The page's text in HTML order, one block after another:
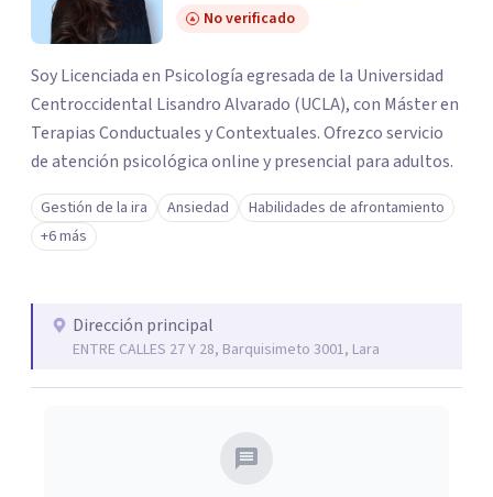
No verificado
Soy Licenciada en Psicología egresada de la Universidad
Centroccidental Lisandro Alvarado (UCLA), con Máster en
Terapias Conductuales y Contextuales. Ofrezco servicio
de atención psicológica online y presencial para adultos.
Gestión de la ira Ansiedad
Habilidades de afrontamiento
+6 más
Dirección principal
ENTRE CALLES 27 Y 28, Barquisimeto 3001, Lara